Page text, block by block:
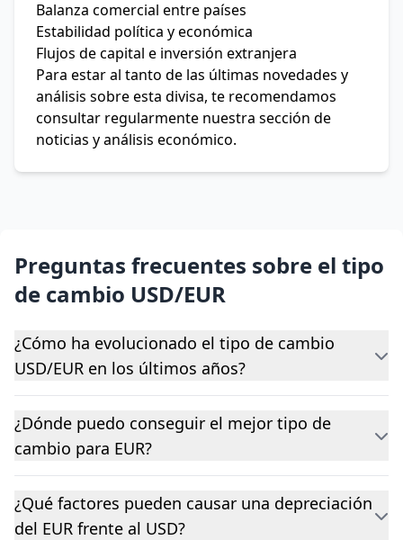
Balanza comercial entre países
Estabilidad política y económica
Flujos de capital e inversión extranjera
Para estar al tanto de las últimas novedades y
análisis sobre esta divisa, te recomendamos
consultar regularmente nuestra sección de
noticias y análisis económico.
Preguntas frecuentes sobre el tipo
de cambio USD/EUR
¿Cómo ha evolucionado el tipo de cambio
USD/EUR en los últimos años?
¿Dónde puedo conseguir el mejor tipo de
cambio para EUR?
¿Qué factores pueden causar una depreciación
del EUR frente al USD?